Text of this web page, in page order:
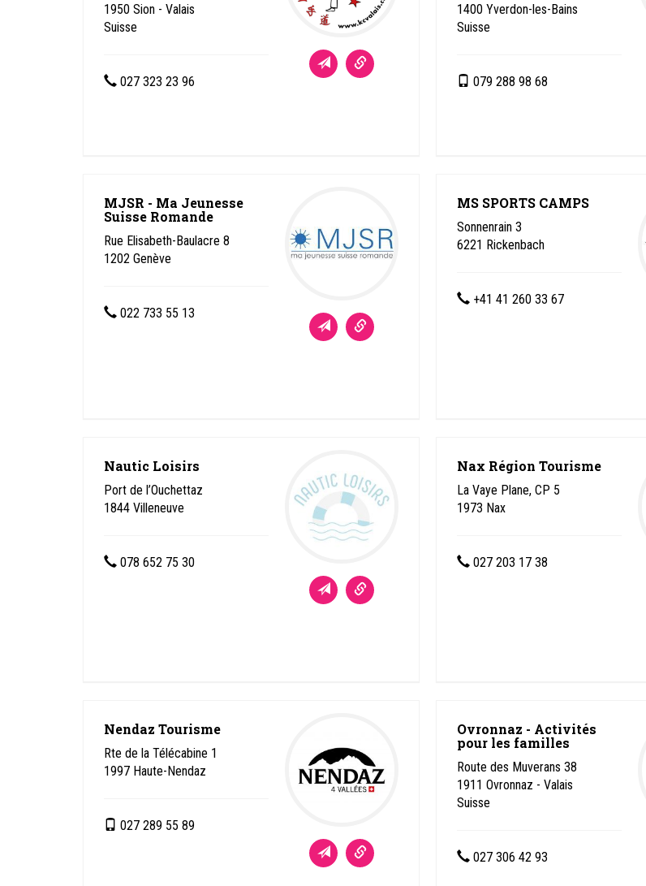
1950 Sion - Valais
Suisse
027 323 23 96
1400 Yverdon-les-Bains
Suisse
079 288 98 68
MJSR - Ma Jeunesse
Suisse Romande
Rue Elisabeth-Baulacre 8
1202 Genève
022 733 55 13
MS SPORTS CAMPS
Sonnenrain 3
6221 Rickenbach
+41 41 260 33 67
Nautic Loisirs
Port de l’Ouchettaz
1844 Villeneuve
078 652 75 30
Nax Région Tourisme
La Vaye Plane, CP 5
1973 Nax
027 203 17 38
Nendaz Tourisme
Rte de la Télécabine 1
1997 Haute-Nendaz
027 289 55 89
Ovronnaz - Activités
pour les familles
Route des Muverans 38
1911 Ovronnaz - Valais
Suisse
027 306 42 93